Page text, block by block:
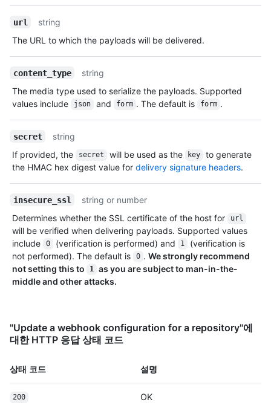
url
string
The URL to which the payloads will be delivered.
content_type
string
The media type used to serialize the payloads. Supported
values include
json and form . The default is form .
secret
string
If provided, the
secret will be used as the key
to generate
the HMAC hex digest value for delivery signature headers.
insecure_ssl
string or number
Determines whether the SSL certificate of the host for
url
will be verified when delivering payloads. Supported values
include
0 (verification is performed) and 1
(verification is
not performed). The default is
0 . We strongly recommend
not setting this to
1 as you are subject to man-in-the-
middle and other attacks.
"Update a webhook configuration for a repository"에
대한 HTTP 응답 상태 코드
상태 코드 설명
200 OK